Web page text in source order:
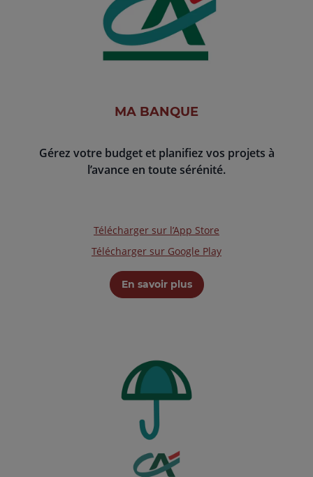
MA BANQUE
Gérez votre budget et planifiez vos projets à
l’avance en toute sérénité.
Télécharger sur l’App Store
Télécharger sur Google Play
En savoir plus